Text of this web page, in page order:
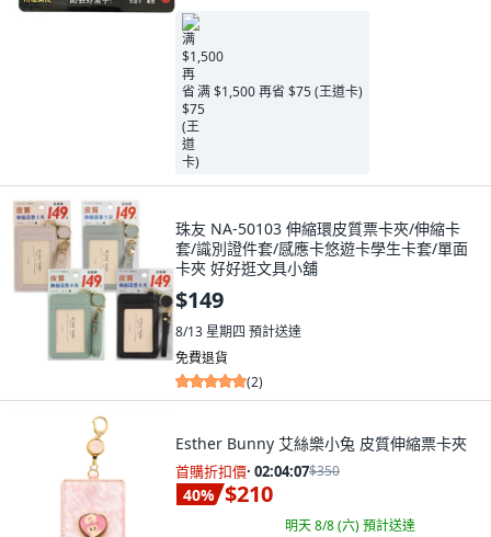
满 $1,500 再省 $75 (王道卡)
珠友 NA-50103 伸縮環皮質票卡夾/伸縮卡
套/識別證件套/感應卡悠遊卡學生卡套/單面
卡夾 好好逛文具小舖
$149
8/13 星期四 預計送達
免費退貨
(2)
Esther Bunny 艾絲樂小兔 皮質伸縮票卡夾
首購折扣價· 02:04:05$350
40% $210
明天 8/8 (六)預計送達